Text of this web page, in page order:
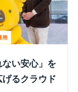
い安心」を
るクラウド